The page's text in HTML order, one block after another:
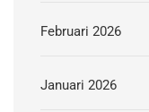
Februari 2026
Januari 2026